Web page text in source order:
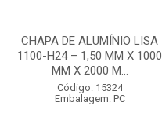
CHAPA DE ALUMÍNIO LISA
1100-H24 – 1,50 MM X 1000
MM X 2000 M...
Código: 15324
Embalagem: PC